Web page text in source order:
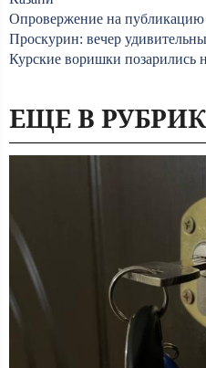
Опровержение на
Проскурин: вечер
Курские воришки позарились
ЕЩЕ В